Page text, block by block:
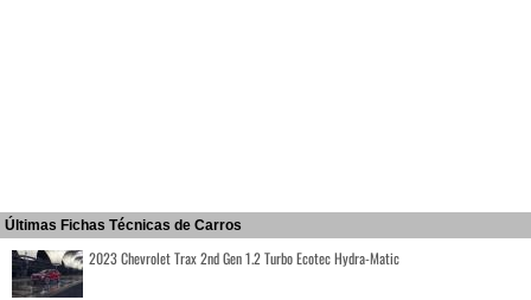
Últimas Fichas Técnicas de Carros
2023 Chevrolet Trax 2nd Gen 1.2 Turbo Ecotec Hydra-Matic